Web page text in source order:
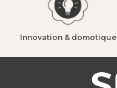
Innovation & domotique​